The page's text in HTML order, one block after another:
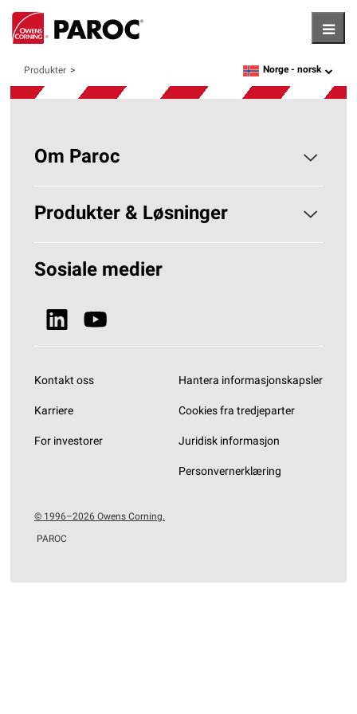
Produkter language
Norge - norsk
Om Paroc
Om PAROC
Hvorfor Steinull?
Bærekraft
Nyheter & Media
Produkter & Løsninger
Løsninger Byggisolering
Sosiale medier
Kontakt oss
Karriere
For investorer
Hantera informasjonskapsler
Cookies fra tredjeparter
Juridisk informasjon
Personvernerklæring
© 1996–2026 Owens Corning.
PAROC